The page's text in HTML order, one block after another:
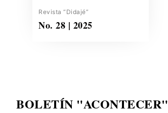
Revista “Didajé”
No. 28 | 2025
BOLETÍN "ACONTECER"